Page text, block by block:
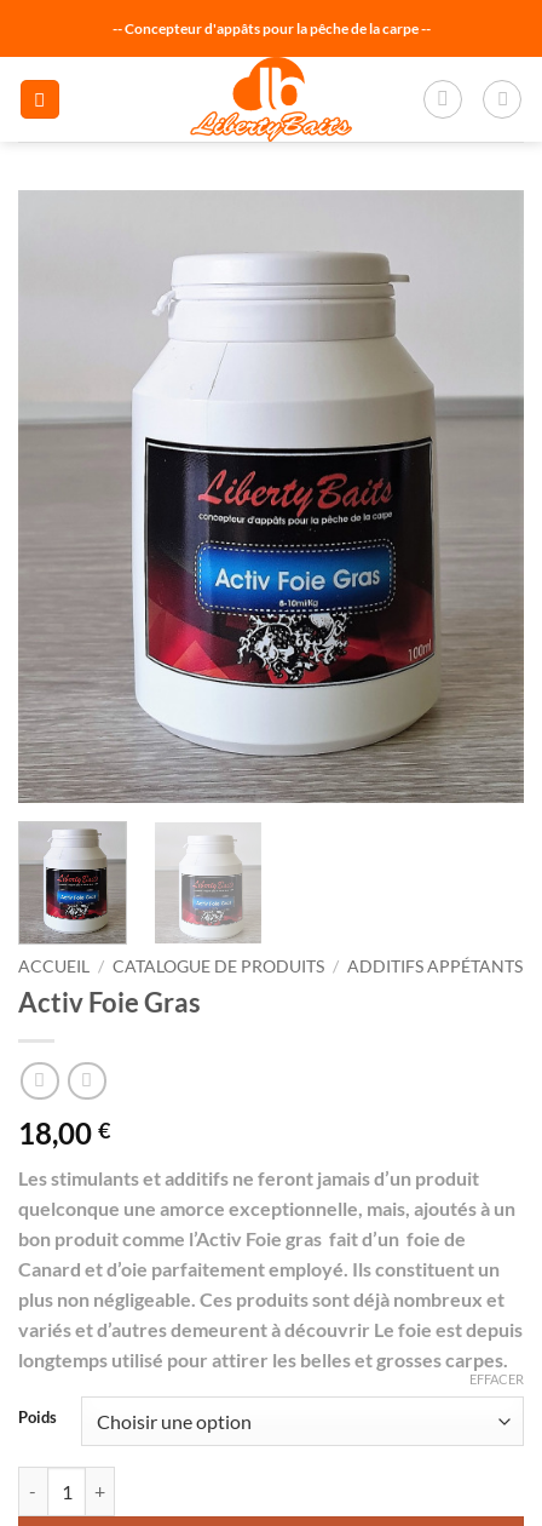
contenu
-- Concepteur d'appâts pour la pêche de la carpe --
ACCUEIL / CATALOGUE DE PRODUITS / ADDITIFS APPÉTANTS
Activ Foie Gras
18,00 €
Les stimulants et additifs ne feront jamais d’un produit
quelconque une amorce exceptionnelle, mais, ajoutés à un
bon produit comme l’Activ Foie gras fait d’un foie de
Canard et d’oie parfaitement employé. Ils constituent un
plus non négligeable. Ces produits sont déjà nombreux et
variés et d’autres demeurent à découvrir Le foie est depuis
longtemps utilisé pour attirer les belles et grosses carpes.
Poids
EFFACER